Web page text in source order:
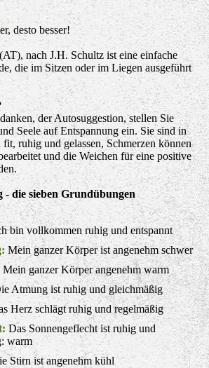
desto besser!
nach J.H. Schultz ist eine einfache
die im Sitzen oder im Liegen ausgeführt
der Autosuggestion, stellen Sie
Seele auf Entspannung ein. Sie sind in
ruhig und gelassen, Schmerzen können
und die Weichen für eine positive
- die sieben Grundübungen
bin vollkommen ruhig und entspannt
Mein ganzer Körper ist angenehm schwer
Mein ganzer Körper angenehm warm
Atmung ist ruhig und gleichmäßig
Herz schlägt ruhig und regelmäßig
Das Sonnengeflecht ist ruhig und
warm
Stirn ist angenehm kühl